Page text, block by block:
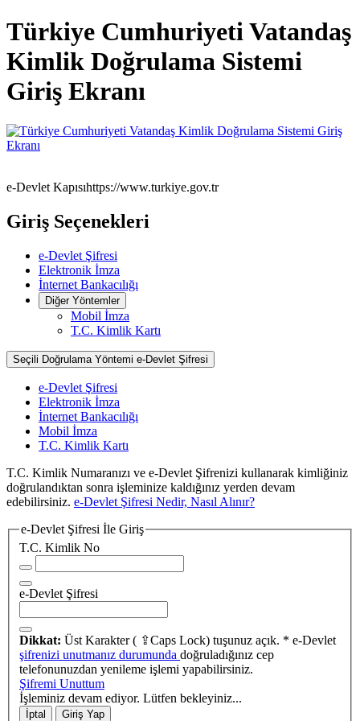
Türkiye Cumhuriyeti Vatandaş
Kimlik Doğrulama Sistemi
Giriş Ekranı
e-Devlet Kapısıhttps://www.turkiye.gov.tr
Giriş Seçenekleri
e-Devlet Şifresi
Elektronik İmza
İnternet Bankacılığı
Diğer Yöntemler
Mobil İmza
T.C. Kimlik Kartı
Seçili Doğrulama Yöntemi e-Devlet Şifresi
e-Devlet Şifresi
Elektronik İmza
İnternet Bankacılığı
Mobil İmza
T.C. Kimlik Kartı
T.C. Kimlik Numaranızı ve e-Devlet Şifrenizi kullanarak kimliğiniz
doğrulandıktan sonra işleminize kaldığınız yerden devam
edebilirsiniz. e-Devlet Şifresi Nedir, Nasıl Alınır?
e-Devlet Şifresi İle Giriş
T.C. Kimlik No
e-Devlet Şifresi
Dikkat: Üst Karakter ( ⇪Caps Lock) tuşunuz açık. * e-Devlet
şifrenizi unutmanız durumunda doğruladığınız cep
telefonunuzdan yenileme işlemi yapabilirsiniz.
Şifremi Unuttum
İşleminiz devam ediyor. Lütfen bekleyiniz...
İptal Giriş Yap